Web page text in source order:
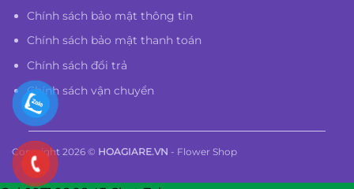
Chính sách bảo mật thông tin
Chính sách bảo mật thanh toán
Chính sách đổi trả
Chính sách vận chuyển
Copyright 2026 © HOAGIARE.VN - Flower Shop